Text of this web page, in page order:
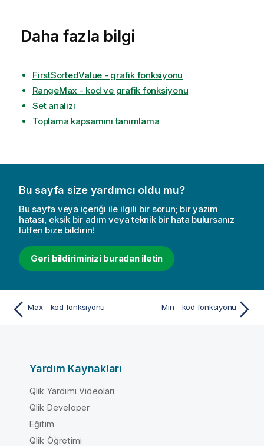
Daha fazla bilgi
FirstSortedValue - grafik fonksiyonu
RangeMax - kod ve grafik fonksiyonu
Set analizi
Toplama kapsamını tanımlama
Bu sayfa size yardımcı oldu mu?
Bu sayfa veya içeriği ile ilgili bir sorun; bir yazım
hatası, eksik bir adım veya teknik bir hata bulursanız
lütfen bize bildirin!
Geri bildiriminizi buradan iletin
Max - kod fonksiyonu Min - kod fonksiyonu
Yardım Kaynakları
Qlik Yardımı Videoları
Qlik Developer
Eğitim
Qlik Öğretimi